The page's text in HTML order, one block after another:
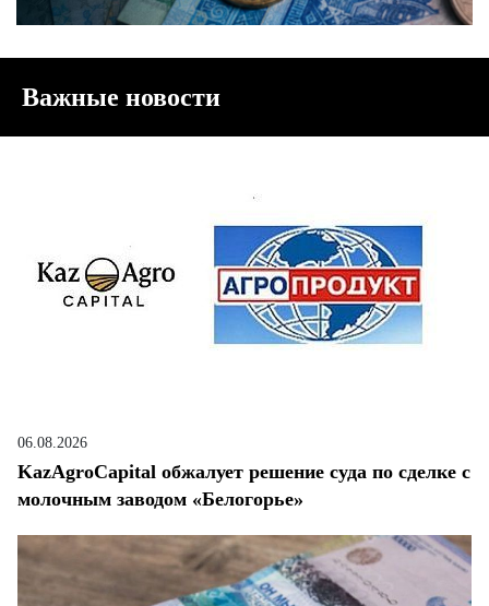
Важные новости
06.08.2026
KazAgroCapital обжалует решение суда по сделке с
молочным заводом «Белогорье»